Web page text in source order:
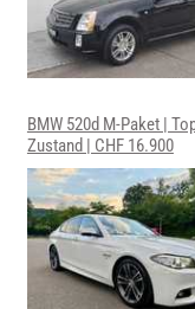
BMW 520d M-Paket |
Zustand | CHF 16.900